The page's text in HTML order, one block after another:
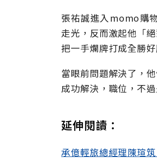
張祐誠進入momo購
走光，反而激起他「
把一手爛牌打成全勝好
當眼前問題解決了，
成功解決，職位，不
延伸閱讀：
承億輕旅總經理陳瑄